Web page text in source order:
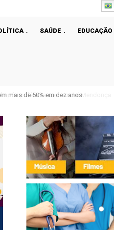
SAÚDE EDUCAÇÃO
mais de 50% em dez anos